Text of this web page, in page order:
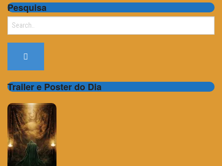
Pesquisa
Search
Trailer e Poster do Dia